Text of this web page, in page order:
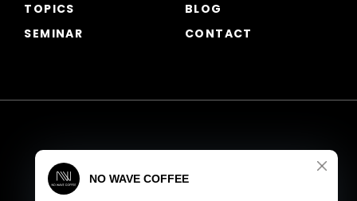
TOPICS
BLOG
SEMINAR
CONTACT